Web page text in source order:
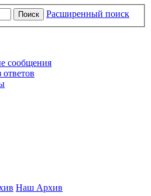
Поиск Расширенный поиск
сообщения
Наш Архив